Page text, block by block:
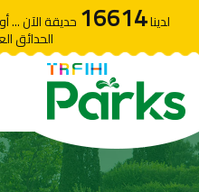
لدينا16614 حديقة الآن ...
الحدائق